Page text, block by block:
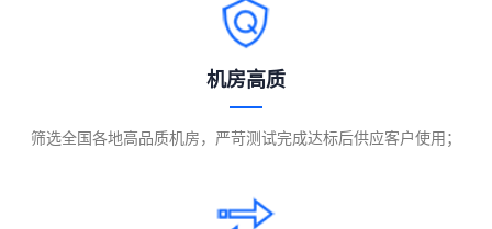
机房高质
筛选全国各地高品质机房，严苛测试完成达标后供应客户使用；